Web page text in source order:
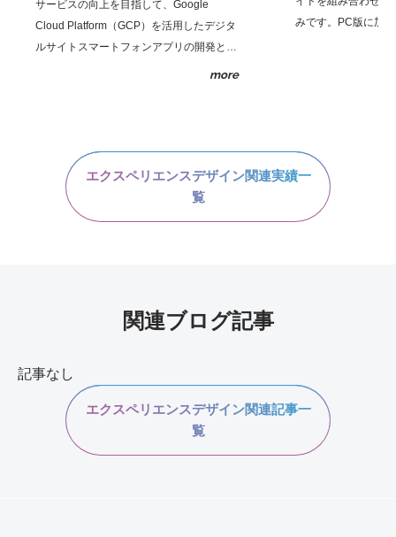
サービスの向上を目指して、Google
Cloud Platform（GCP）を活用したデジタ
ルサイトスマートフォンアプリの開発と運
Functions、Firebase Cloud
Messaging（FCM）などのGCPサービス
を統合し、効率的なデータ管理とリアルタ
イムな顧客対応を実現しました。また、
more
みです。PC版に加
エクスペリエンスデザイン関連実績一
覧
関連ブログ記事
記事なし
エクスペリエンスデザイン関連記事一
覧